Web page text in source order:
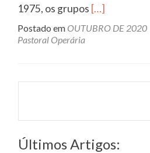
1975, os grupos Leia
mais
Pastoral
[…]
Postado em OUTUBRO DE 2020
Pastoral Operária
Últimos Artigos: